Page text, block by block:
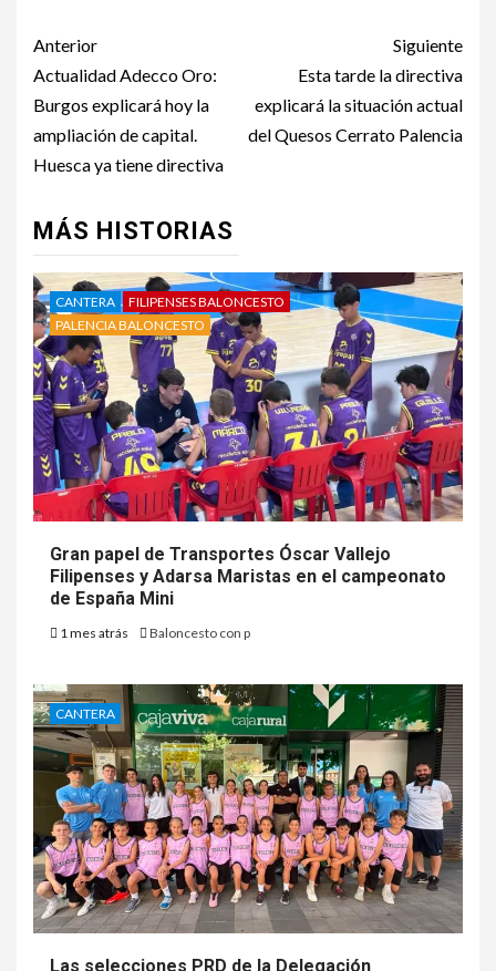
Anterior
Actualidad Adecco Oro:
Burgos explicará hoy la
ampliación de capital.
Huesca ya tiene directiva
Siguiente
Esta tarde la directiva
explicará la situación actual
del Quesos Cerrato Palencia
MÁS HISTORIAS
CANTERA
FILIPENSES BALONCESTO
PALENCIA BALONCESTO
Gran papel de Transportes Óscar Vallejo
Filipenses y Adarsa Maristas en el campeonato
de España Mini
1 mes atrás Baloncesto con p
CANTERA
Las selecciones PRD de la Delegación